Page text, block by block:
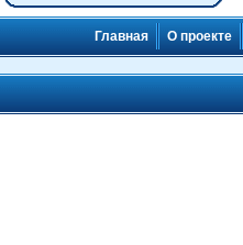
Главная О проекте